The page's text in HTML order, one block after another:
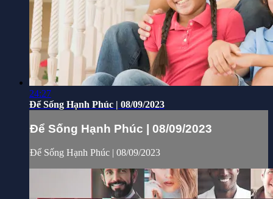
24:27
Để Sống Hạnh Phúc | 08/09/2023
Để Sống Hạnh Phúc | 08/09/2023
Để Sống Hạnh Phúc | 08/09/2023